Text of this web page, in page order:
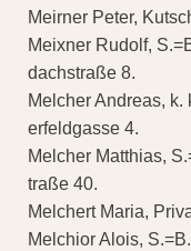
Meirner Peter,
Meixner Rudolf,
dachstraße 8.
Melcher Andreas, k.
erfeldgasse 4.
Melcher Matthias,
traße 40.
Melchert Maria,
Melchior Alois,